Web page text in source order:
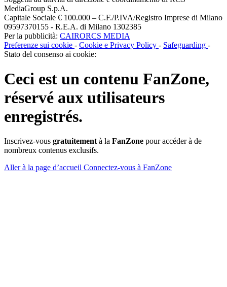
MediaGroup S.p.A.
Capitale Sociale € 100.000 – C.F./P.IVA/Registro Imprese di Milano
09597370155 - R.E.A. di Milano 1302385
Per la pubblicità: CAIRORCS MEDIA
Preferenze sui cookie - Cookie e Privacy Policy - Safeguarding -
Stato del consenso ai cookie:
Ceci est un contenu FanZone,
réservé aux utilisateurs
enregistrés.
Inscrivez-vous gratuitement à la FanZone pour accéder à de
nombreux contenus exclusifs.
Aller à la page d’accueil Connectez-vous à FanZone